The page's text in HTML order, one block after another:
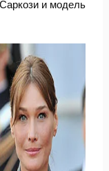
и модель